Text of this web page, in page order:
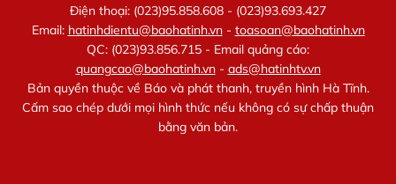
Điện thoại: (023)95.858.608 - (023)93.693.427
Email: hatinhdientu@baohatinh.vn- toasoan@baohatinh.vn
QC: (023)93.856.715 - Email quảng cáo:
quangcao@baohatinh.vn- ads@hatinhtv.vn
Bản quyền thuộc về Báo và phát thanh, truyền hình Hà Tĩnh.
Cấm sao chép dưới mọi hình thức nếu không có sự chấp thuận
bằng văn bản.